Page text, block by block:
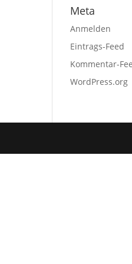
Meta
Anmelden
Eintrags-Feed
Kommentar-
WordPress.org